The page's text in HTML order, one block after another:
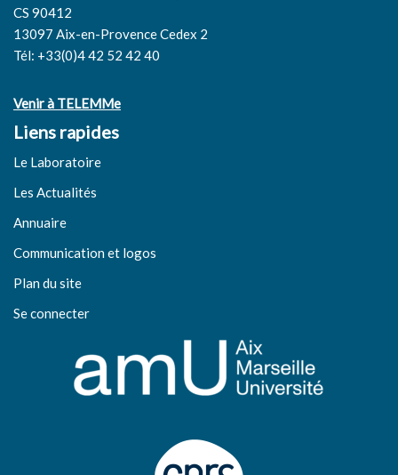
CS 90412
13097 Aix-en-Provence Cedex 2
Tél: +33(0)4 42 52 42 40
Venir à TELEMMe
Liens rapides
Le Laboratoire
Les Actualités
Annuaire
Communication et logos
Plan du site
Se connecter